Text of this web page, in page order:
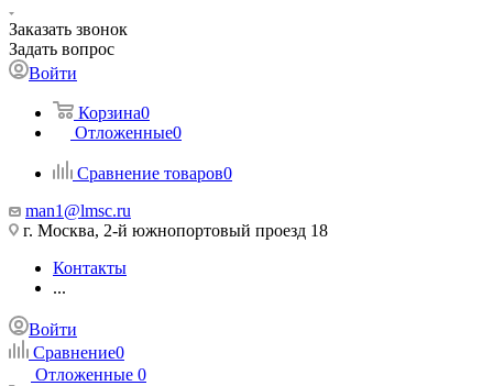
Заказать звонок
Задать вопрос
Войти
Корзина0
Отложенные0
Сравнение товаров0
man1@lmsc.ru
г. Москва, 2-й южнопортовый проезд 18
Контакты
...
Войти
Сравнение0
Отложенные 0